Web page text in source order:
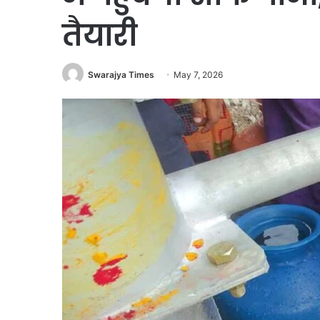
तैयारी
Swarajya Times May 7, 2026